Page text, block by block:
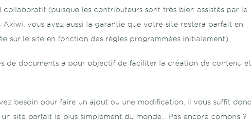
(puisque les contributeurs sont très bien assistés par le
vous avez aussi la garantie que votre site restera parfait en
sur le site en fonction des règles programmées initialement).
de documents a pour objectif de faciliter la création de contenu et
besoin pour faire un ajout ou une modification, il vous suffit donc
site parfait le plus simplement du monde... Pas encore compris ?